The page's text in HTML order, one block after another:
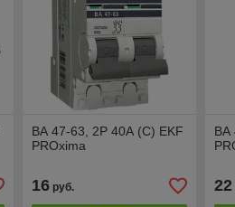
ВА 47-63, 2P 40А (C) EKF
PROxima
16руб.
ВА
22